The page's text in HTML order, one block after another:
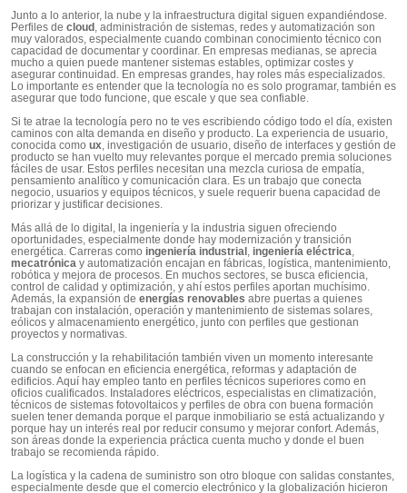
Junto a lo anterior, la nube y la infraestructura digital siguen expandiéndose.
Perfiles de cloud , administración de sistemas, redes y automatización son
muy valorados, especialmente cuando combinan conocimiento técnico con
capacidad de documentar y coordinar. En empresas medianas, se aprecia
mucho a quien puede mantener sistemas estables, optimizar costes y
asegurar continuidad. En empresas grandes, hay roles más especializados.
Lo importante es entender que la tecnología no es solo programar, también es
asegurar que todo funcione, que escale y que sea confiable.
Si te atrae la tecnología pero no te ves escribiendo código todo el día, existen
caminos con alta demanda en diseño y producto. La experiencia de usuario,
conocida como ux, investigación de usuario, diseño de interfaces y gestión de
producto se han vuelto muy relevantes porque el mercado premia soluciones
fáciles de usar. Estos perfiles necesitan una mezcla curiosa de empatía,
pensamiento analítico y comunicación clara. Es un trabajo que conecta
negocio, usuarios y equipos técnicos, y suele requerir buena capacidad de
priorizar y justificar decisiones.
Más allá de lo digital, la ingeniería y la industria siguen ofreciendo
oportunidades, especialmente donde hay modernización y transición
energética. Carreras como ingeniería industrial , ingeniería eléctrica,
mecatrónica y automatización encajan en fábricas, logística, mantenimiento,
robótica y mejora de procesos. En muchos sectores, se busca eficiencia,
control de calidad y optimización, y ahí estos perfiles aportan muchísimo.
Además, la expansión de energías renovables abre puertas a quienes
trabajan con instalación, operación y mantenimiento de sistemas solares,
eólicos y almacenamiento energético, junto con perfiles que gestionan
proyectos y normativas.
La construcción y la rehabilitación también viven un momento interesante
cuando se enfocan en eficiencia energética, reformas y adaptación de
edificios. Aquí hay empleo tanto en perfiles técnicos superiores como en
oficios cualificados. Instaladores eléctricos, especialistas en climatización,
técnicos de sistemas fotovoltaicos y perfiles de obra con buena formación
suelen tener demanda porque el parque inmobiliario se está actualizando y
porque hay un interés real por reducir consumo y mejorar confort. Además,
son áreas donde la experiencia práctica cuenta mucho y donde el buen
trabajo se recomienda rápido.
La logística y la cadena de suministro son otro bloque con salidas constantes,
especialmente desde que el comercio electrónico y la globalización hicieron